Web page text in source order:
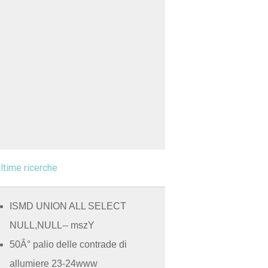
ricerche
ISMD UNION ALL SELECT
NULL,NULL-- mszY
50Â° palio delle contrade di
allumiere 23-24www